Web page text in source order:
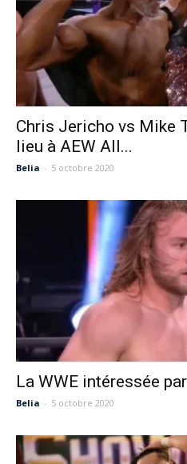
Chris Jericho vs Mike
lieu à AEW All...
Belia - 5 octobre 2020
La WWE intéressée
Belia - 5 octobre 2020